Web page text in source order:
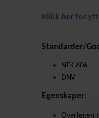
Klikk her for
Standarder/
NEK 606
DNV
Egenskaper:
Overlegen